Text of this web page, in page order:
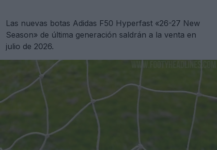
Las nuevas botas Adidas F50 Hyperfast «26-27 New
Season» de última generación saldrán a la venta en
julio de 2026.